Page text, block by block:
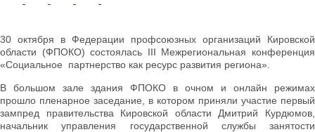
30 октября в Федерации профсоюзных организаций Кировской
области (ФПОКО) состоялась III Межрегиональная конференция
«Социальное партнерство как ресурс развития региона».
В большом зале здания ФПОКО в очном и онлайн режимах
прошло пленарное заседание, в котором приняли участие первый
зампред правительства Кировской области Дмитрий Курдюмов,
начальник управления государственной службы занятости